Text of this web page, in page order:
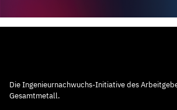
Die Ingenieurnachwuchs-Initiative des
Gesamtmetall.